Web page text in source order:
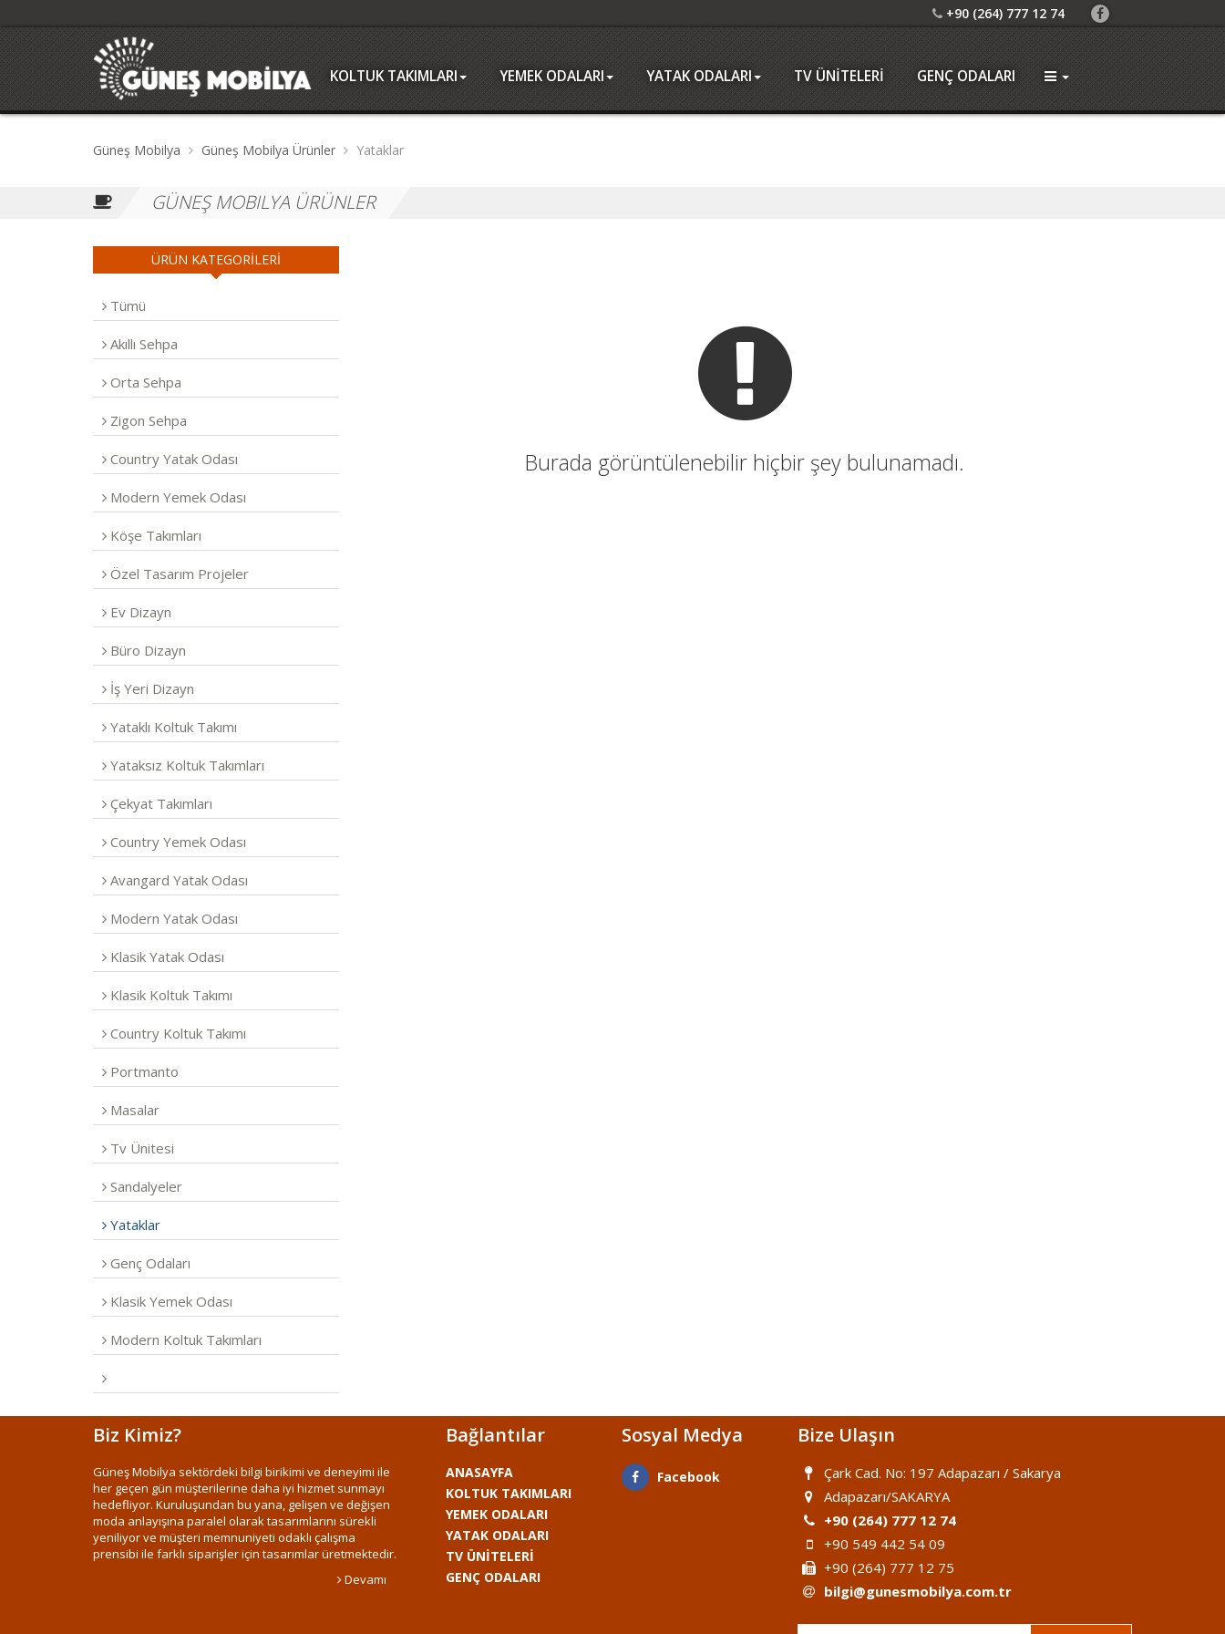
+90 (264) 777 12 74
KOLTUK TAKIMLARI YEMEK ODALARI YATAK ODALARI TV ÜNİTELERİ GENÇ ODALARI
Güneş Mobilya Güneş Mobilya Ürünler Yataklar
GÜNEŞ MOBILYA ÜRÜNLER
Burada görüntülenebilir hiçbir şey bulunamadı.
ÜRÜN KATEGORİLERİ
Tümü
Akıllı Sehpa
Orta Sehpa
Zigon Sehpa
Country Yatak Odası
Modern Yemek Odası
Köşe Takımları
Özel Tasarım Projeler
Ev Dizayn
Büro Dizayn
İş Yeri Dizayn
Yataklı Koltuk Takımı
Yataksız Koltuk Takımları
Çekyat Takımları
Country Yemek Odası
Avangard Yatak Odası
Modern Yatak Odası
Klasik Yatak Odası
Klasik Koltuk Takımı
Country Koltuk Takımı
Portmanto
Masalar
Tv Ünitesi
Sandalyeler
Yataklar
Genç Odaları
Klasik Yemek Odası
Modern Koltuk Takımları
Biz Kimiz?
Güneş Mobilya sektördeki bilgi birikimi ve deneyimi ile
her geçen gün müşterilerine daha iyi hizmet sunmayı
hedefliyor. Kuruluşundan bu yana, gelişen ve değişen
moda anlayışına paralel olarak tasarımlarını sürekli
yeniliyor ve müşteri memnuniyeti odaklı çalışma
prensibi ile farklı siparişler için tasarımlar üretmektedir.
Devamı
Bağlantılar
ANASAYFA
KOLTUK TAKIMLARI
YEMEK ODALARI
YATAK ODALARI
TV ÜNİTELERİ
GENÇ ODALARI
Sosyal Medya
Facebook
Bize Ulaşın
Çark Cad. No: 197 Adapazarı / Sakarya
Adapazarı/SAKARYA
+90 (264) 777 12 74
+90 549 442 54 09
+90 (264) 777 12 75
bilgi@gunesmobilya.com.tr